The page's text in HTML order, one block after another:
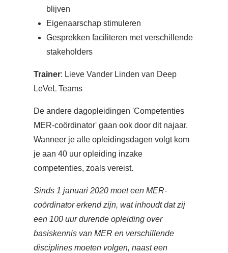
blijven
Eigenaarschap stimuleren
Gesprekken faciliteren met verschillende
stakeholders
Trainer: Lieve Vander Linden van Deep
LeVeL Teams
De andere dagopleidingen 'Competenties
MER-coördinator' gaan ook door dit najaar.
Wanneer je alle opleidingsdagen volgt kom
je aan 40 uur opleiding inzake
competenties, zoals vereist.
Sinds 1 januari 2020 moet een MER-
coördinator erkend zijn, wat inhoudt dat zij
een 100 uur durende opleiding over
basiskennis van MER en verschillende
disciplines moeten volgen, naast een